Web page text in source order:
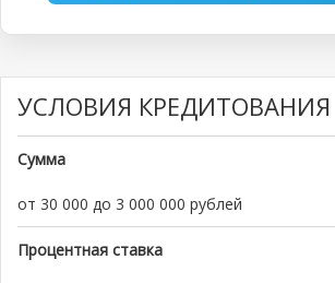
УСЛОВИЯ КРЕДИТОВАНИЯ
Сумма
от 30 000 до 3 000 000 рублей
Процентная ставка